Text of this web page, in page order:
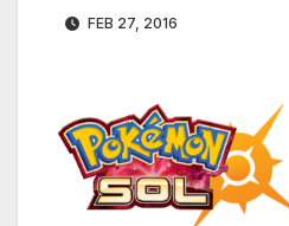
FEB 27, 2016